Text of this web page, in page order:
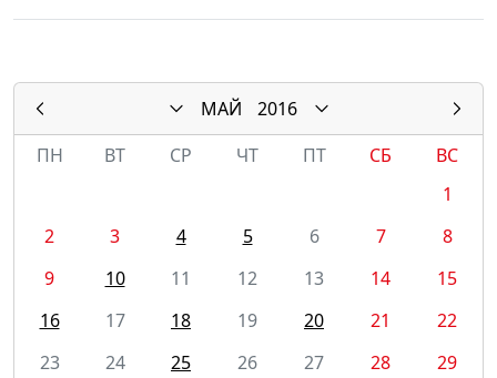
МАЙ
2016
ПН
ВТ СР ЧТ ПТ СБ
ВС
1
2
3 4 5 6 7
8
9
10 11 12 13 14
15
16
17 18 19 20 21
22
23
24 25 26 27 28
29